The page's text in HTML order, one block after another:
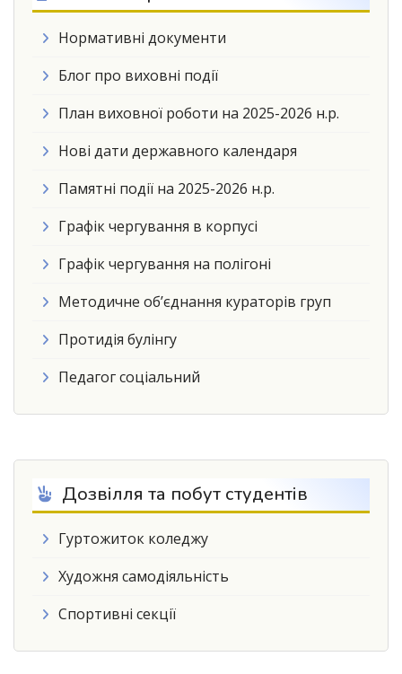
Нормативні документи
Блог про виховні події
План виховної роботи на 2025-2026 н.р.
Нові дати державного календаря
Памятні події на 2025-2026 н.р.
Графік чергування в корпусі
Графік чергування на полігоні
Методичне об’єднання кураторів груп
Протидія булінгу
Педагог соціальний
Дозвілля та побут студентів
Гуртожиток коледжу
Художня самодіяльність
Спортивні секції